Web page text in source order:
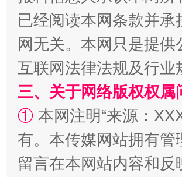
全民健身五年计划来了！等你上场
已经阅读本网条款并
网无关。本网只是提
互联网法律法规及行
三、关于网络版权权属
① 本网注明“来源：
有。本传媒网站拥有
留言在本网站内容和